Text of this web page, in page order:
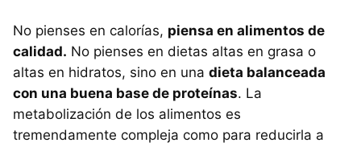
No pienses en calorías, piensa en alimentos de
calidad. No pienses en dietas altas en grasa o
altas en hidratos, sino en una dieta balanceada
con una buena base de proteínas. La
metabolización de los alimentos es
tremendamente compleja como para reducirla a